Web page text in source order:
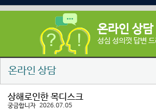
온라인 상담
성심 성의껏 답변
온라인 상담
상해로인한 목디스크
궁금합니자 2026.07.05